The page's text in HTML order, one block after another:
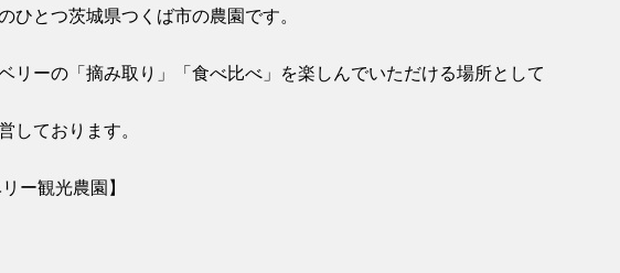
ひとつ茨城県つくば市の農園です。
リーの「摘み取り」「食べ比べ」を楽しんでいただける場所として
しております。
ー観光農園】